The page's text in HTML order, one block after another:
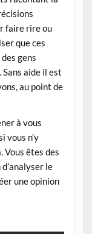
faire rire ou
que ces
gens
aide il est
au point de
à vous
vous n’y
Vous êtes des
le
une opinion